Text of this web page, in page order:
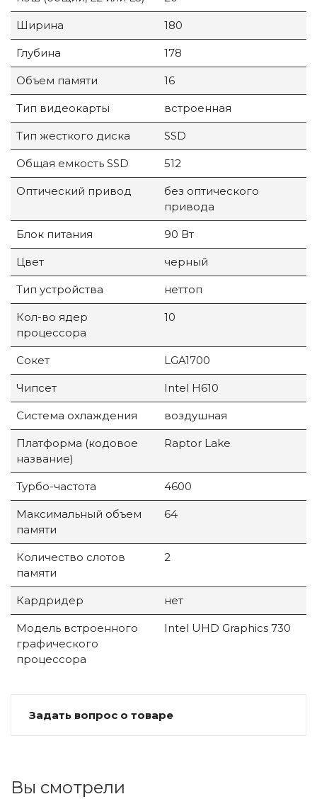
Ширина 180
Глубина 178
Объем памяти 16
Тип видеокарты встроенная
Тип жесткого диска SSD
Общая емкость SSD 512
Оптический привод
без оптического
привода
Блок питания 90 Вт
Цвет черный
Тип устройства неттоп
Кол-во ядер
процессора
10
Сокет LGA1700
Чипсет Intel H610
Система охлаждения воздушная
Платформа (кодовое
название)
Raptor Lake
Турбо-частота 4600
Максимальный объем
памяти
64
Количество слотов
памяти
2
Кардридер нет
Модель встроенного
графического
процессора
Intel UHD Graphics 730
Задать вопрос о товаре
Вы смотрели